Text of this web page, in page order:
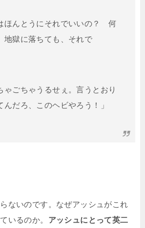
ほんとうにそれでいいの？ 何
地獄に落ちても、それで
ゃごちゃうるせぇ。言うとおり
んだろ、このヘビやろう！」
ないのです。なぜアッシュがこれ
いるのか。 アッシュにとって英二